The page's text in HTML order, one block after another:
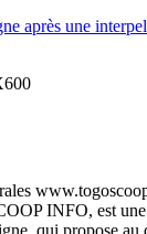
après une
INFO, est
qui propose au